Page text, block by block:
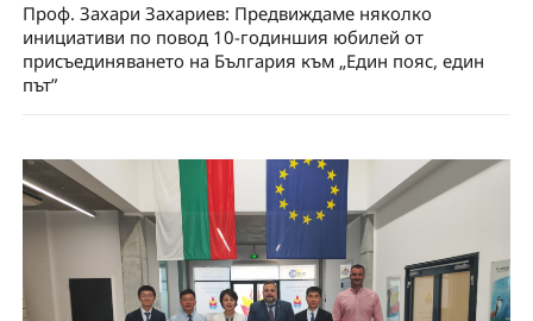
Проф. Захари Захариев: Предвиждаме няколко
инициативи по повод 10-годиншия юбилей от
присъединяването на България към „Един пояс, един
път”